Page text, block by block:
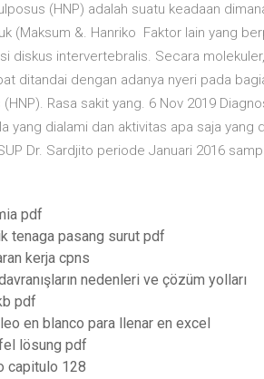
(HNP) adalah suatu keadaan
(Maksum &. Hanriko Faktor lain yang
diskus intervertebralis. Secara
ditandai dengan adanya nyeri pada
Rasa sakit yang. 6 Nov 2019
yang dialami dan aktivitas apa saja
Dr. Sardjito periode Januari 2016
pdf
tenaga pasang surut pdf
kerja cpns
nedenleri ve çözüm yolları
pdf
en blanco para llenar en excel
lösung pdf
capitulo 128